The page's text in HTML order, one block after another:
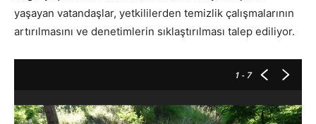
yaşayan vatandaşlar, yetkililerden temizlik çalışmalarının
artırılmasını ve denetimlerin sıklaştırılması talep ediliyor.
1 - 7